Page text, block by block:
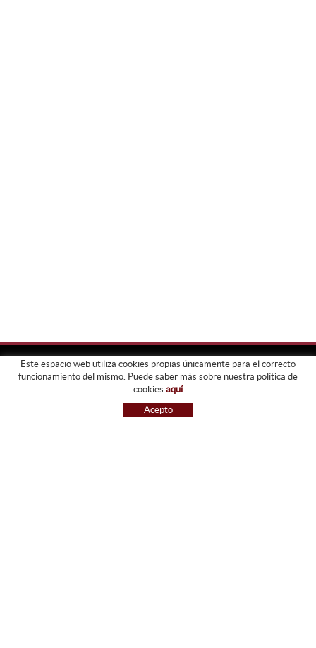
FORJATS PARDO
EMPRESA
SERVICIOS
Este espacio web utiliza cookies propias únicamente para el correcto
funcionamiento del mismo. Puede saber más sobre nuestra política de
cookies aquí
Acepto